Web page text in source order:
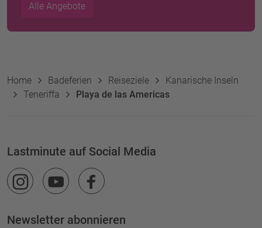
Alle Angebote
Home Badeferien Reiseziele
Kanarische Inseln
Teneriffa
Playa de las Americas
Lastminute auf Social Media
Newsletter abonnieren